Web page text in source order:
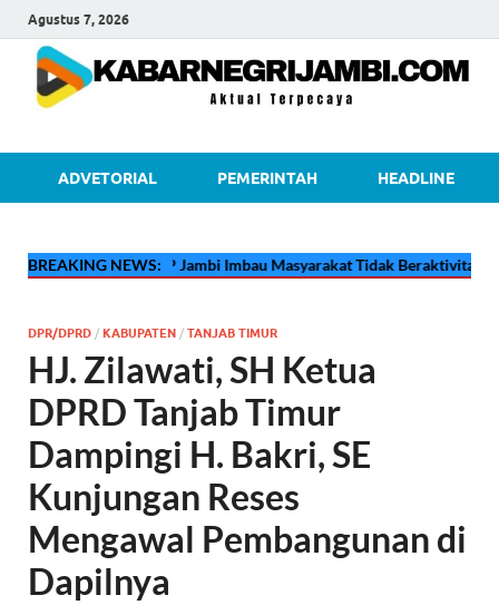
Agustus 7, 2026
ADVETORIAL PEMERINTAH HEADLINE
BREAKING NEWS:
Pertamina EP Jambi Imbau Masyarakat Tidak Beraktivitas di Atas
DPR/DPRD / KABUPATEN / TANJAB TIMUR
HJ. Zilawati, SH Ketua
DPRD Tanjab Timur
Dampingi H. Bakri, SE
Kunjungan Reses
Mengawal Pembangunan di
Dapilnya